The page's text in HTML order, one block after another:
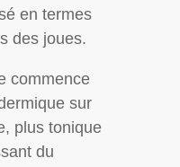
en termes
des joues.
commence
sur
plus tonique
du